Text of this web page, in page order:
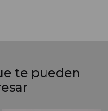
te pueden